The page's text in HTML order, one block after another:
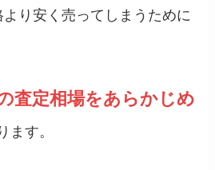
り安く売ってしまうために
査定相場をあらかじめ
す。